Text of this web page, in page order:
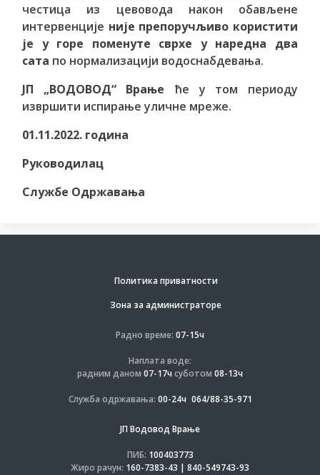
честица из цевовода након обављене
интервенције није препоручљиво користити
је у горе поменуте сврхе у наредна два
сата по нормализацији водоснабдевања.
ЈП „ВОДОВОД“ Врање ће у том периоду
извршити испирање уличне мреже.
01.11.2022. година
Руководилац
Службе Одржавања
Политика приватности
Зона за администраторе
Радно време: 07-15ч
Наплата воде:
радним даном 07-17ч суботом 08-13ч
Служба одржавања: 00-24ч 064/88-35-971
ЈП Водовод Врање
ПИБ: 100403773
Жиро рачун: 160-7383-43 | 840-549743-93